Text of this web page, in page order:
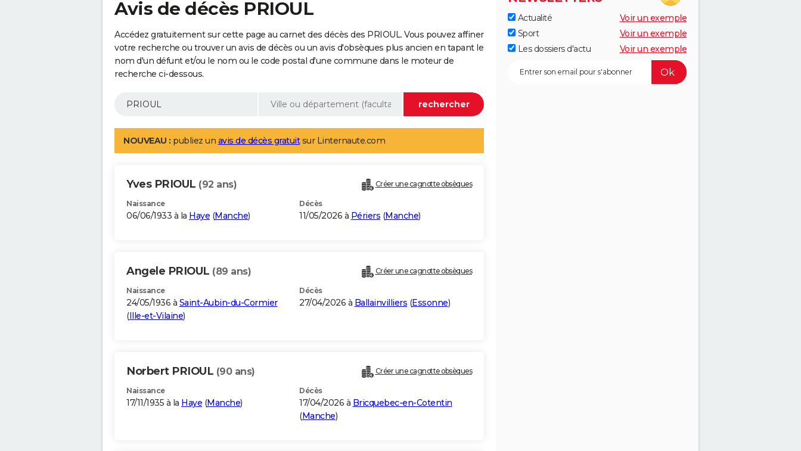
Avis de décès PRIOUL
Accédez gratuitement sur cette page au carnet des décès des PRIOUL. Vous pouvez affiner
votre recherche ou trouver un avis de décès ou un avis d'obsèques plus ancien en tapant le
nom d'un défunt et/ou le nom ou le code postal d'une commune dans le moteur de
recherche ci-dessous.
NOUVEAU : publiez un avis de décès gratuitsur Linternaute.com
Yves PRIOUL (92 ans) Créer une cagnotte obsèques
Naissance
06/06/1933 à la Haye (Manche)
Décès
11/05/2026 à Périers (Manche)
Angele PRIOUL (89 ans) Créer une cagnotte obsèques
Naissance
24/05/1936 à Saint-Aubin-du-Cormier
(Ille-et-Vilaine)
Décès
27/04/2026 à Ballainvilliers (Essonne)
Norbert PRIOUL (90 ans) Créer une cagnotte obsèques
Naissance
17/11/1935 à la Haye (Manche)
Décès
17/04/2026 à Bricquebec-en-Cotentin
(Manche)
Actualité
Voir un exemple
Sport
Voir un exemple
Les dossiers d'actu
Voir un exemple